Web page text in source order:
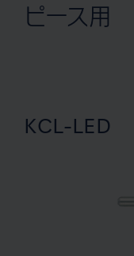
ピース用
KCL-LED